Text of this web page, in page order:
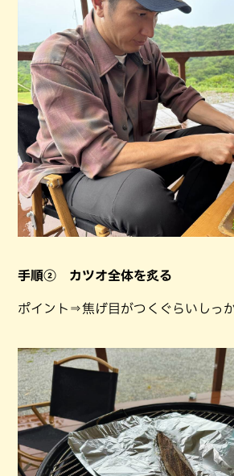
手順② カツオ全体を炙る
ポイント⇒焦げ目がつくぐらいしっ